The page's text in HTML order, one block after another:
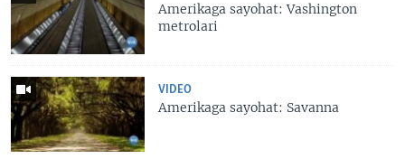
Amerikaga sayohat: Vashington
metrolari
VIDEO
Amerikaga sayohat: Savanna